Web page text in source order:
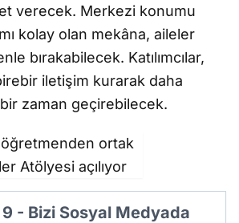
verecek. Merkezi konumu
kolay olan mekâna, aileler
bırakabilecek. Katılımcılar,
iletişim kurarak daha
zaman geçirebilecek.
- Bizi Sosyal Medyada